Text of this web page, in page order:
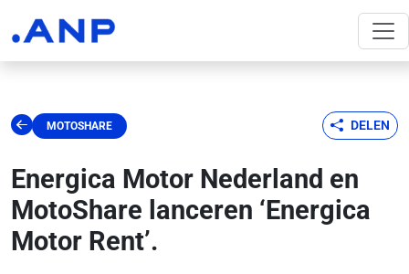
MOTOSHARE DELEN
Energica Motor Nederland en
MotoShare lanceren ‘Energica
Motor Rent’.